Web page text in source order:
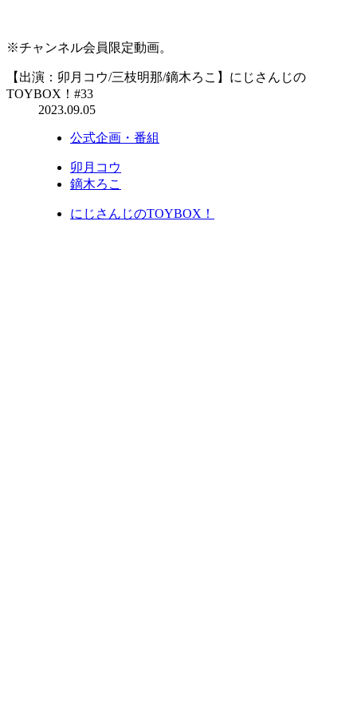
※チャンネル会員限定動画。
【出演：卯月コウ/三枝明那/鏑木ろこ】にじさんじの
TOYBOX！#33
2023.09.05
公式企画・番組
卯月コウ
鏑木ろこ
にじさんじのTOYBOX！